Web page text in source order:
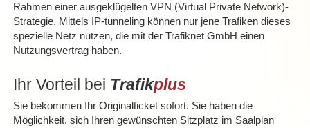
Rahmen einer ausgeklügelten VPN (Virtual Private Network)-
Strategie. Mittels IP-tunneling können nur jene Trafiken dieses
spezielle Netz nutzen, die mit der Trafiknet GmbH einen
Nutzungsvertrag haben.
Ihr Vorteil bei Trafikplus
Sie bekommen Ihr Originalticket sofort. Sie haben die
Möglichkeit, sich Ihren gewünschten Sitzplatz im Saalplan